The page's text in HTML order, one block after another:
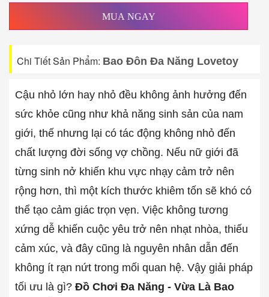
MUA NGAY
Chi Tiết Sản Phẩm: Bao Đôn Đa Năng Lovetoy
Cậu nhỏ lớn hay nhỏ đều không ảnh hưởng đến
sức khỏe cũng như khả năng sinh sản của nam
giới, thế nhưng lại có tác động không nhỏ đến
chất lượng đời sống vợ chồng. Nếu nữ giới đã
từng sinh nở khiến khu vực nhạy cảm trở nên
rộng hơn, thì một kích thước khiêm tốn sẽ khó có
thể tạo cảm giác trọn vẹn. Việc không tương
xứng dễ khiến cuộc yêu trở nên nhạt nhòa, thiếu
cảm xúc, và đây cũng là nguyên nhân dẫn đến
không ít rạn nứt trong mối quan hệ. Vậy giải pháp
tối ưu là gì? Đồ Chơi Đa Năng - Vừa Là Bao